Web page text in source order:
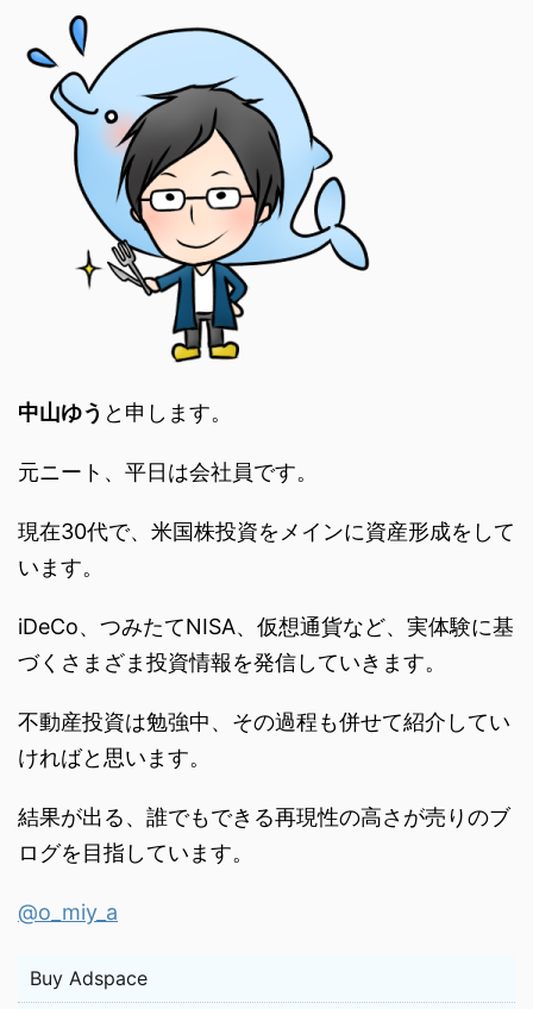
中山ゆう と申します。
元ニート、平日は会社員です。
現在30代で、米国株投資をメインに資産形成をして
います。
iDeCo、つみたてNISA、仮想通貨など、実体験に基
づくさまざま投資情報を発信していきます。
不動産投資は勉強中、その過程も併せて紹介してい
ければと思います。
結果が出る、誰でもできる再現性の高さが売りのブ
ログを目指しています。
@o_miy_a
Buy Adspace